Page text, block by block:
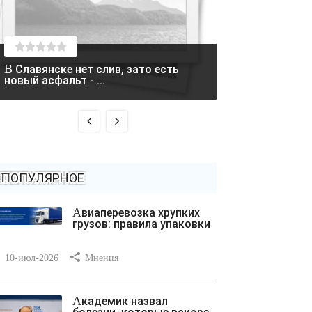
В Славянске нет слив, зато есть
новый асфальт - ...
ПОПУЛЯРНОЕ
Авиаперевозка хрупких
грузов: правила упаковки
10-июл-2026 Мнения
Академик назвал